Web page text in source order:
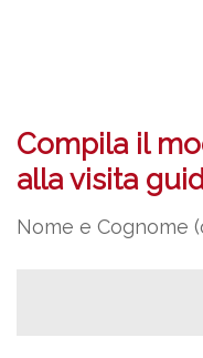
Compila il
alla visita
Nome e Cognome